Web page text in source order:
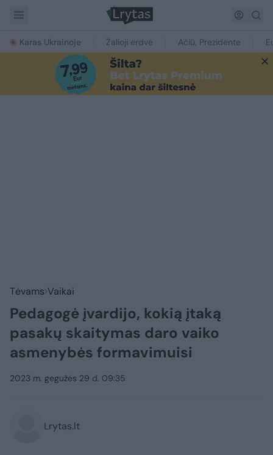
Karas Ukrainoje Žalioji erdvė Ačiū, Prezidente
Tėvams Vaikai
Pedagogė įvardijo, kokią įtaką
pasakų skaitymas daro vaiko
asmenybės formavimuisi
2023 m. gegužės 29 d. 09:35
Lrytas.lt